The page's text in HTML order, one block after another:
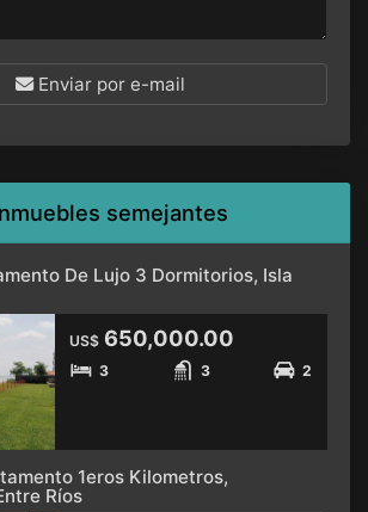
Enviar por e-mail
semejantes
De Lujo 3 Dormitorios, Isla
US$ 650,000.00
3 3 2
1eros Kilometros,
Ríos